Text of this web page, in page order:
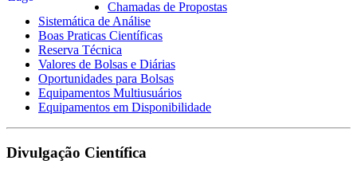
Chamadas de Propostas
Sistemática de Análise
Boas Praticas Científicas
Reserva Técnica
Valores de Bolsas e Diárias
Oportunidades para Bolsas
Equipamentos Multiusuários
Equipamentos em Disponibilidade
Divulgação Científica